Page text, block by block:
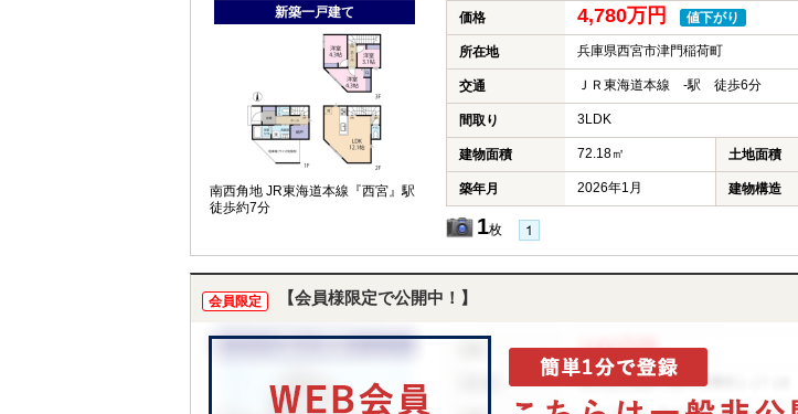
新築一戸建て
南西角地 JR東海道本線『西宮』駅
徒歩約7分
価格 4,780万円 値下がり
所在地 兵庫県西宮市津門稲荷町
交通 ＪＲ東海道本線 -駅 徒歩6分
間取り 3LDK
建物面積 72.18㎡ 土地面積
築年月 2026年1月 建物構造
1枚
会員限定 【会員様限定で公開中！】